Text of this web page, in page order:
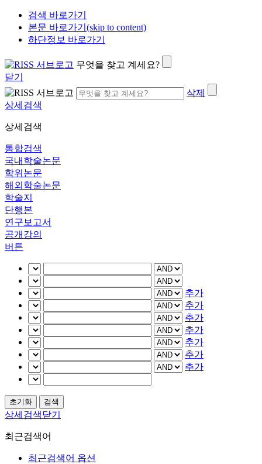
검색 바로가기
본문 바로가기(skip to content)
하단정보 바로가기
무엇을 찾고 계세요?
닫기
삭제
상세검색
상세검색
통합검색
국내학술논문
학위논문
해외학술논문
학술지
단행본
연구보고서
공개강의
버튼
추가
추가
추가
추가
추가
추가
추가
상세검색닫기
최근검색어
최근검색어 옵션